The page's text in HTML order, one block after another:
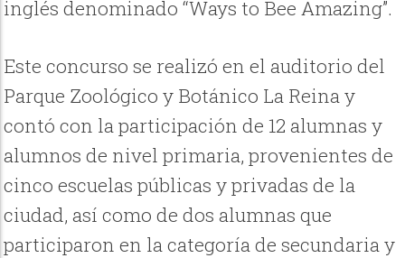
inglés denominado “Ways to Bee Amazing”.
Este concurso se realizó en el auditorio del
Parque Zoológico y Botánico La Reina y
contó con la participación de 12 alumnas y
alumnos de nivel primaria, provenientes de
cinco escuelas públicas y privadas de la
ciudad, así como de dos alumnas que
participaron en la categoría de secundaria y